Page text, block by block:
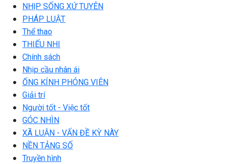
NHỊP SỐNG XỨ TUYÊN
PHÁP LUẬT
Thể thao
THIẾU NHI
Chính sách
Nhịp cầu nhân ái
ỐNG KÍNH PHÓNG VIÊN
Giải trí
Người tốt - Việc tốt
GÓC NHÌN
XÃ LUẬN - VẤN ĐỀ KỲ NÀY
NỀN TẢNG SỐ
Truyền hình